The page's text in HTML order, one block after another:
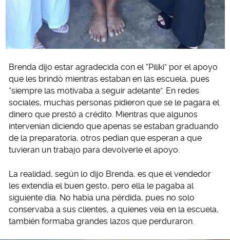
Brenda dijo estar agradecida con el “Piliki” por el apoyo
que les brindó mientras estaban en las escuela, pues
“siempre las motivaba a seguir adelante”. En redes
sociales, muchas personas pidieron que se le pagara el
dinero que prestó a crédito. Mientras que algunos
intervenían diciendo que apenas se estaban graduando
de la preparatoria, otros pedían que esperan a que
tuvieran un trabajo para devolverle el apoyo.
La realidad, según lo dijo Brenda, es que el vendedor
les extendía el buen gesto, pero ella le pagaba al
siguiente día. No había una pérdida, pues no solo
conservaba a sus clientes, a quienes veía en la escuela,
también formaba grandes lazos que perduraron.